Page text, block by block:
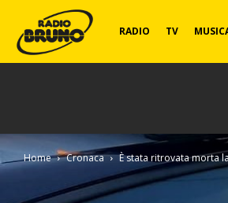
Radio
RADIO TV
Home Cronaca È stata ritrovata morta